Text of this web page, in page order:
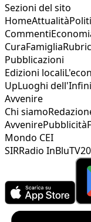
Sezioni del sito
HomeAttualità
Commenti
CuraFamiglia
Pubblicazioni
Edizioni locali
UpLuoghi
Avvenire
Chi siamo
AvvenirePubblicità
Mondo CEI
SIRRadio InBlu